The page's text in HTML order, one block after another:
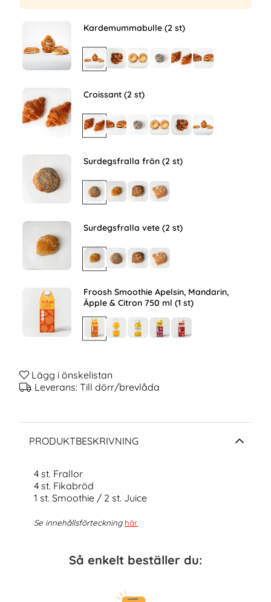
Kardemummabulle (2 st)
Croissant (2 st)
Surdegsfralla frön (2 st)
Surdegsfralla vete (2 st)
Froosh Smoothie Apelsin, Mandarin,
Äpple & Citron 750 ml (1 st)
Lägg i önskelistan
Leverans: Till dörr/brevlåda
PRODUKTBESKRIVNING
4 st. Frallor
4 st. Fikabröd
1 st. Smoothie / 2 st. Juice
Se innehållsförteckning här.
Så enkelt beställer du: